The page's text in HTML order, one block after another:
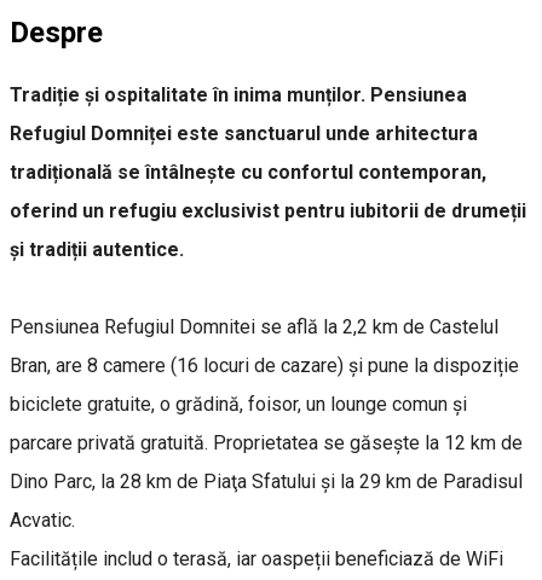
Despre
Tradiție și ospitalitate în inima munților. Pensiunea
Refugiul Domniței este sanctuarul unde arhitectura
tradițională se întâlnește cu confortul contemporan,
oferind un refugiu exclusivist pentru iubitorii de drumeții
și tradiții autentice.
Pensiunea Refugiul Domnitei se află la 2,2 km de Castelul
Bran, are 8 camere (16 locuri de cazare) și pune la dispoziție
biciclete gratuite, o grădină, foisor, un lounge comun și
parcare privată gratuită. Proprietatea se găsește la 12 km de
Dino Parc, la 28 km de Piaţa Sfatului și la 29 km de Paradisul
Acvatic.
Facilitățile includ o terasă, iar oaspeții beneficiază de WiFi